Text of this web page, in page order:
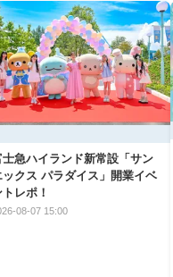
士急ハイランド新常設「サン
ックス パラダイス」開業イベ
トレポ！
08-07 15:00